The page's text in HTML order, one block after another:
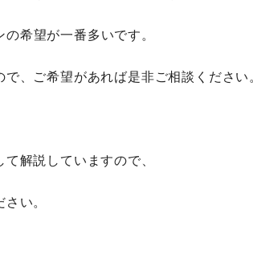
の希望が一番多いです。
、ご希望があれば是非ご相談ください
解説していますので、
い。